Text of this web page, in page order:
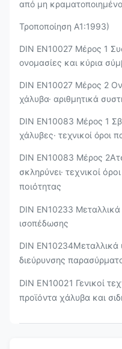
από μη
Τροποποίηση Α1:1993)
DIN EN10027 Μέρος 1
ονομασίες και κύρια
DIN EN10027 Μέρος 2
χάλυβα· αριθμητικά
DIN EN10083 Μέρος 1
χάλυβες· τεχνικοί όροι
DIN EN10083 Μέρος 2
σκληρύνει· τεχνικοί
ποιότητας
DIN EN10233
ισοπέδωσης
DIN EN10234Μεταλλικά
διεύρυνσης
DIN EN10021 Γενικοί
προϊόντα χάλυβα και